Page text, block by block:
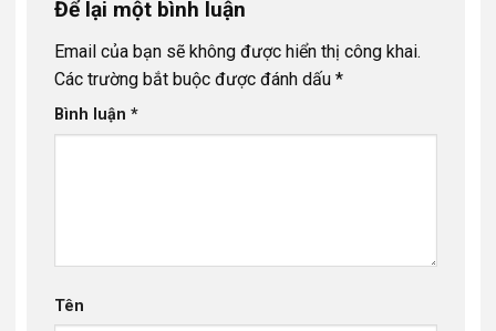
Để lại một bình luận
Email của bạn sẽ không được hiển thị công khai.
Các trường bắt buộc được đánh dấu *
Bình luận *
Tên